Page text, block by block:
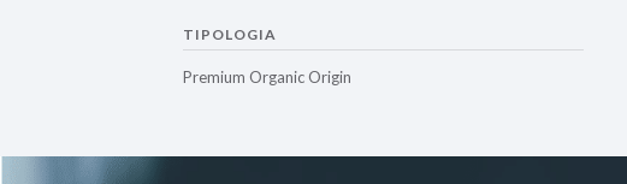
TIPOLOGIA
Premium Organic Origin